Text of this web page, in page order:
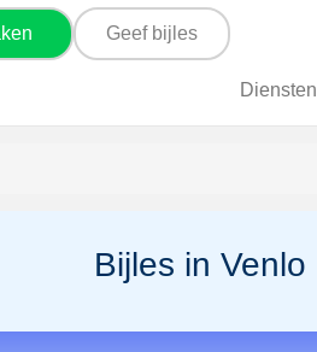
Geef bijles
Diensten
Bijles in Venlo